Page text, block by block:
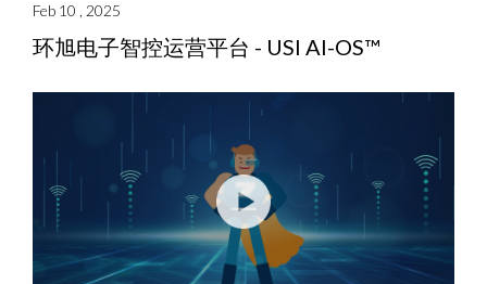
Feb 10 , 2025
环旭电子智控运营平台 - USI AI-OS™